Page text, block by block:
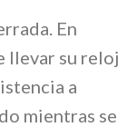
En
llevar su reloj
a
mientras se